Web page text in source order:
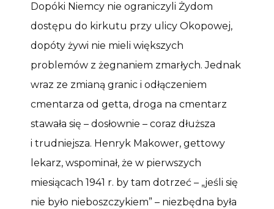
Dopóki Niemcy nie ograniczyli Żydom
dostępu do kirkutu przy ulicy Okopowej,
dopóty żywi nie mieli większych
problemów z żegnaniem zmarłych. Jednak
wraz ze zmianą granic i odłączeniem
cmentarza od getta, droga na cmentarz
stawała się – dosłownie – coraz dłuższa
i trudniejsza. Henryk Makower, gettowy
lekarz, wspominał, że w pierwszych
miesiącach 1941 r. by tam dotrzeć – „jeśli się
nie było nieboszczykiem” – niezbędna była